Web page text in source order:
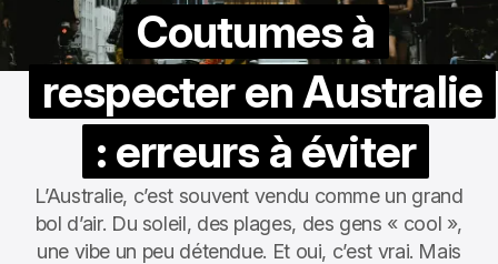
Coutumes à
respecter en Australie
: erreurs à éviter
L’Australie, c’est souvent vendu comme un grand
bol d’air. Du soleil, des plages, des gens « cool »,
une vibe un peu détendue. Et oui, c’est vrai. Mais